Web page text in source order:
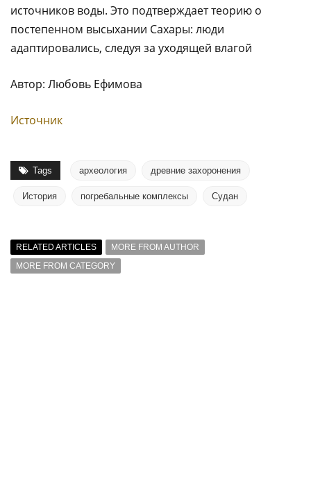
источников воды. Это подтверждает теорию о
постепенном высыхании Сахары: люди
адаптировались, следуя за уходящей влагой
Автор: Любовь Ефимова
Источник
Tags археология древние захоронения
История погребальные комплексы Судан
RELATED ARTICLES
MORE FROM AUTHOR
MORE FROM CATEGORY